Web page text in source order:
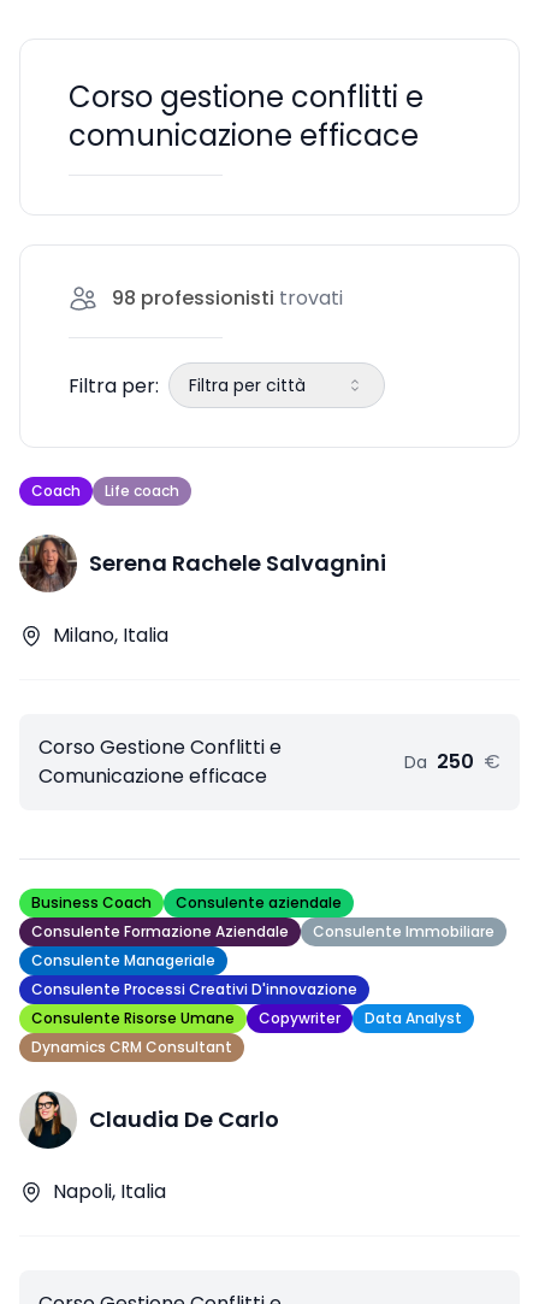
Corso gestione conflitti e
comunicazione efficace
98 professionisti trovati
Filtra per: Filtra per città
Coach Life coach
Serena Rachele Salvagnini
Milano, Italia
Corso Gestione Conflitti e
Comunicazione efficace
Da 250 €
Business Coach
Consulente aziendale
Consulente Formazione Aziendale
Consulente Immobiliare
Consulente Manageriale
Consulente Processi Creativi D'innovazione
Consulente Risorse Umane
Copywriter
Data Analyst
Dynamics CRM Consultant
Claudia De Carlo
Napoli, Italia